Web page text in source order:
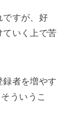
ですが、好
ていく上で苦
者を増やす
ういうこ